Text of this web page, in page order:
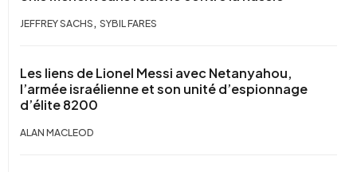
JEFFREY SACHS , SYBIL FARES
Les liens de Lionel Messi avec Netanyahou,
l’armée israélienne et son unité d’espionnage
d’élite 8200
ALAN MACLEOD